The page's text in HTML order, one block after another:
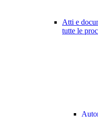
Atti e
tutte le